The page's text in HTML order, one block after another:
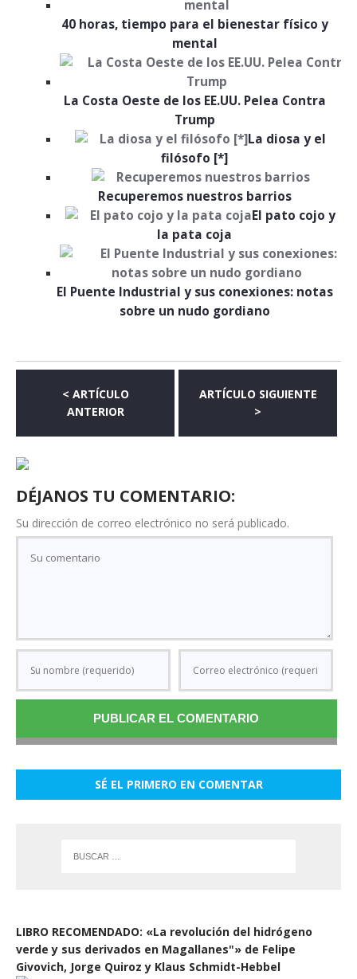
40 horas, tiempo para el bienestar físico y
mental
La Costa Oeste de los EE.UU. Pelea Contra
Trump
La diosa y el
filósofo [*]
Recuperemos nuestros barrios
El pato cojo y
la pata coja
El Puente Industrial y sus conexiones: notas
sobre un nudo gordiano
< ARTÍCULO
ANTERIOR
ARTÍCULO SIGUIENTE
>
DÉJANOS TU COMENTARIO:
Su dirección de correo electrónico no será publicado.
SÉ EL PRIMERO EN COMENTAR
LIBRO RECOMENDADO: «La revolución del hidrógeno
verde y sus derivados en Magallanes"» de Felipe
Givovich, Jorge Quiroz y Klaus Schmidt-Hebbel